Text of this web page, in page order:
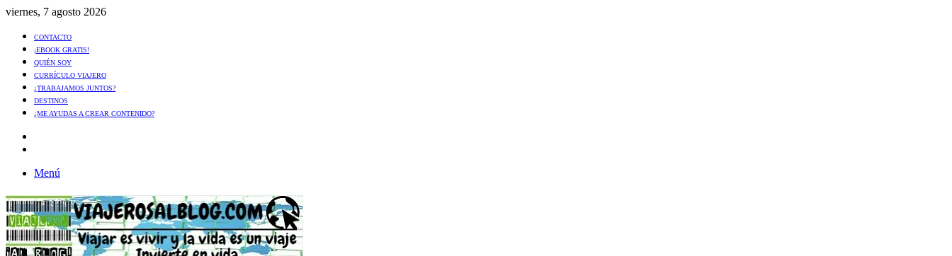
viernes, 7 agosto 2026
CONTACTO
¡EBOOK GRATIS!
QUIÉN SOY
CURRÍCULO VIAJERO
¿TRABAJAMOS JUNTOS?
DESTINOS
¿ME AYUDAS A CREAR CONTENIDO?
Menú